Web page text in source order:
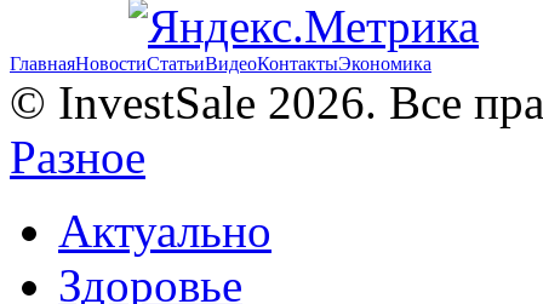
ГлавнаяНовостиСтатьиВидеоКонтактыЭкономика
© InvestSale 2026. Все
Разное
Актуально
Здоровье